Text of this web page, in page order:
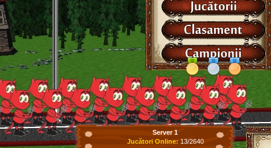
Server 1
Jucători Online: 13/2640